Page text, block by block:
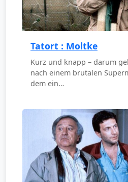
Tatort : Moltke
Kurz und knapp – darum
nach einem brutalen
dem ein…